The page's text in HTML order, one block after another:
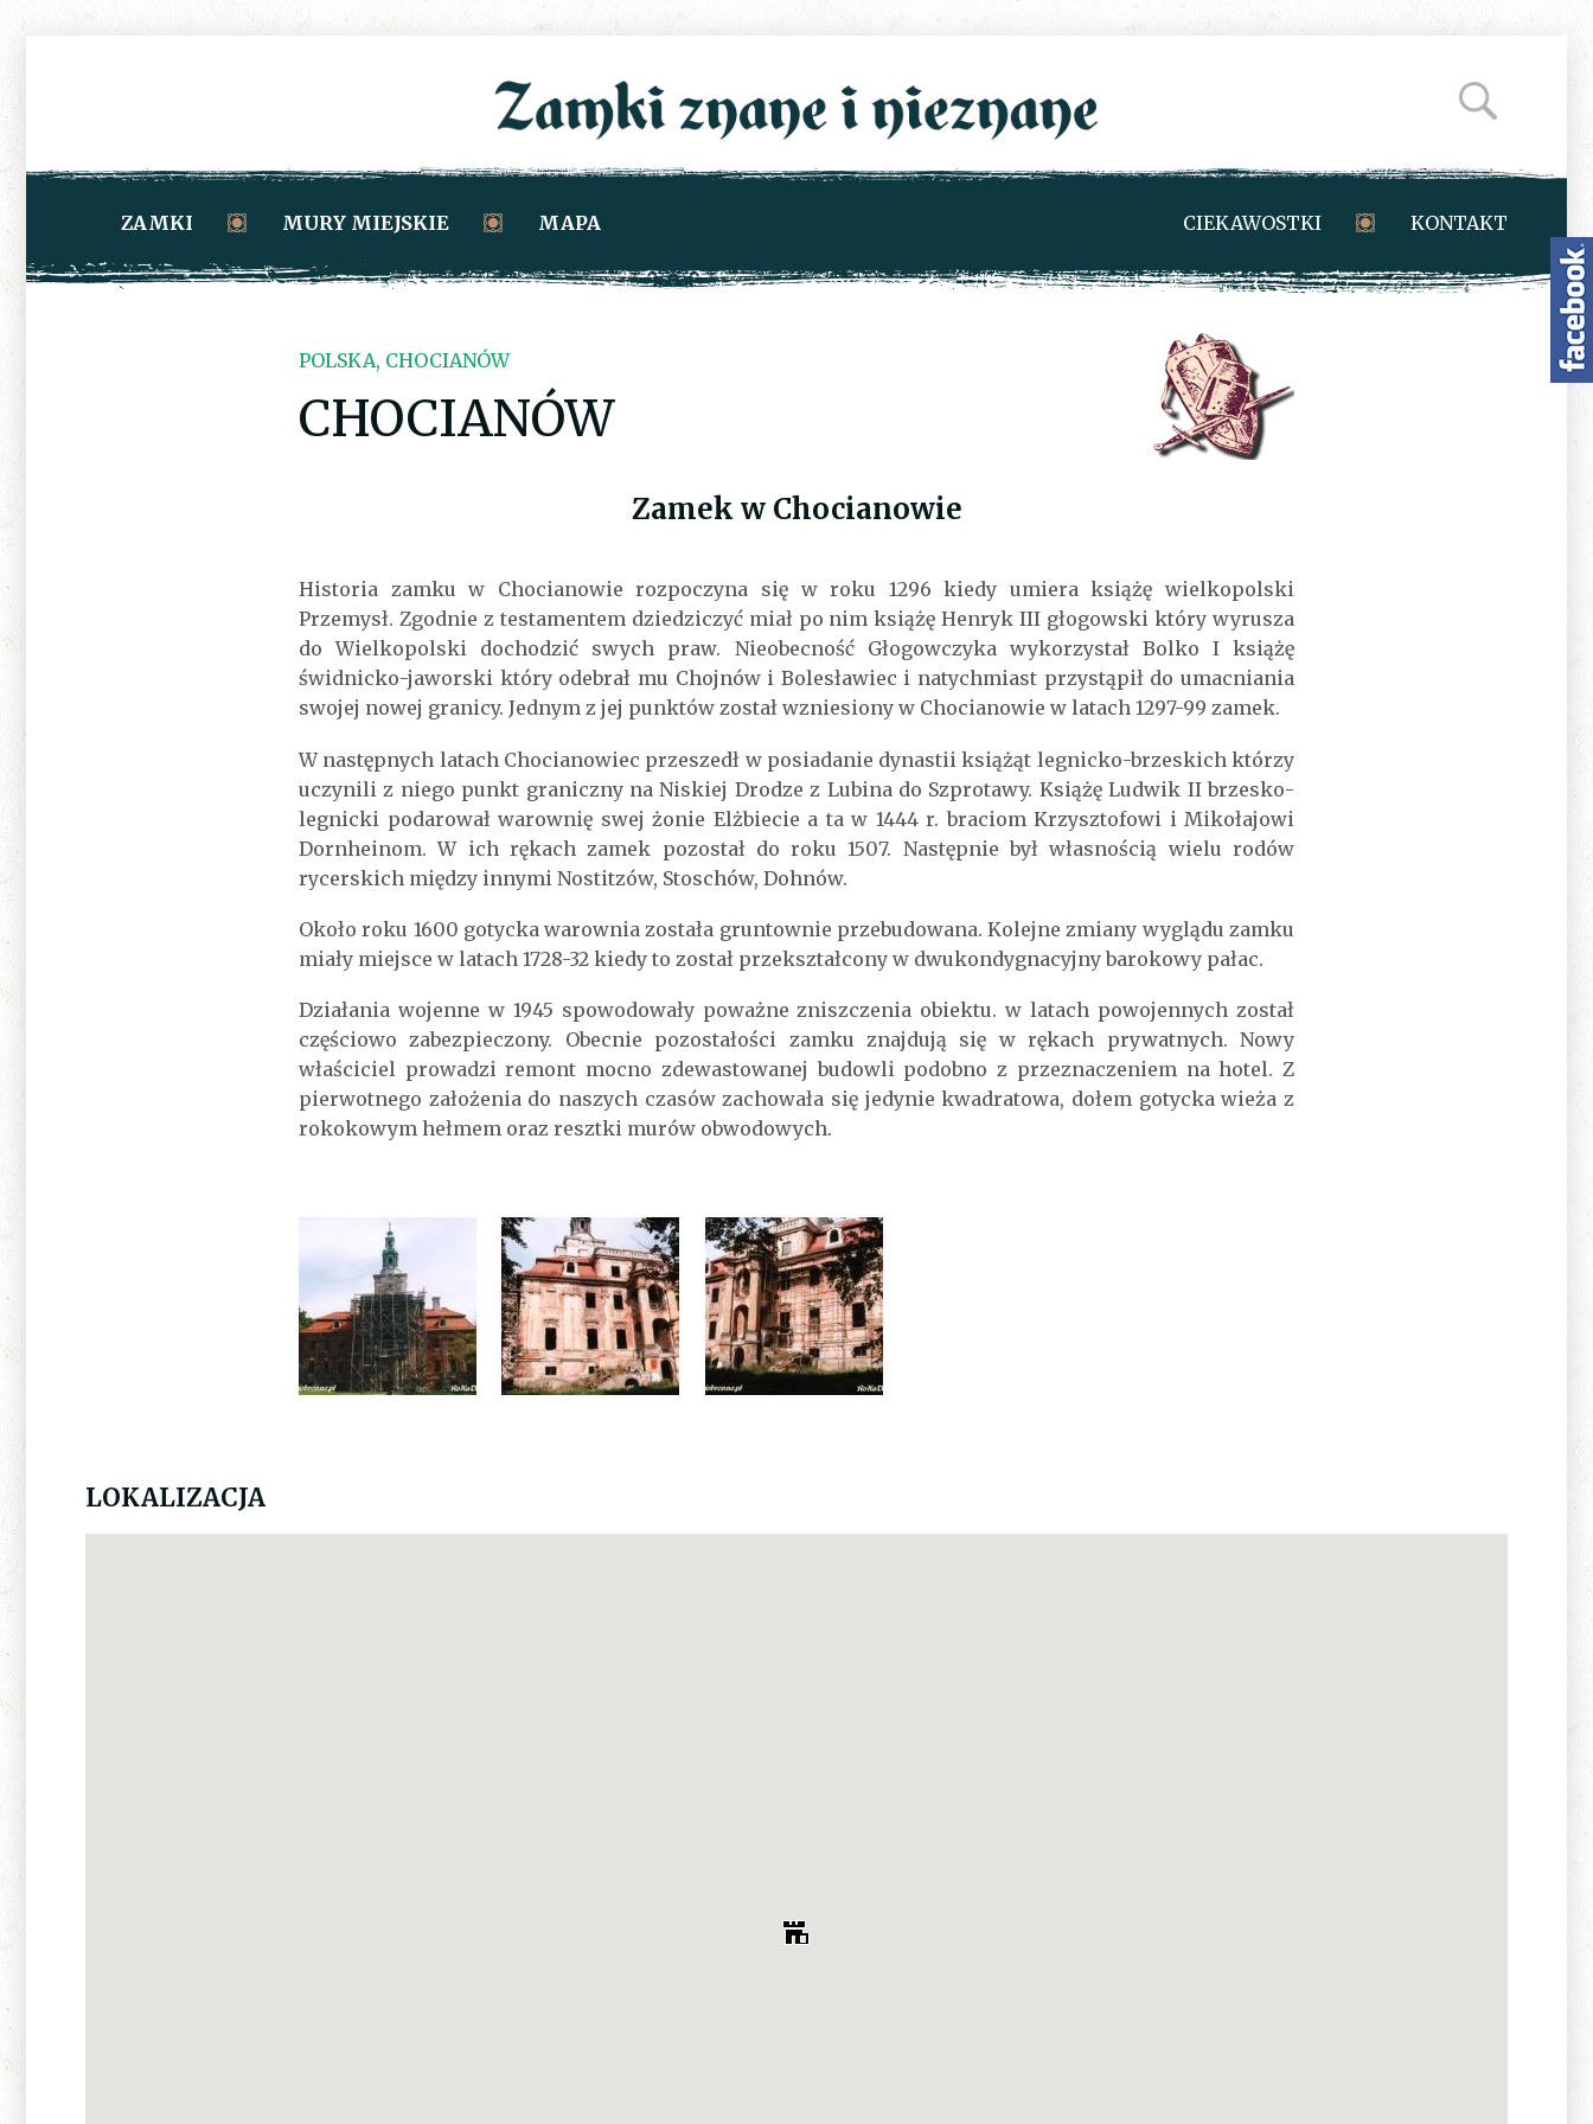
ZAMKI MURY MIEJSKIE MAPA CIEKAWOSTKI KONTAKT
POLSKA, CHOCIANÓW
CHOCIANÓW
Zamek w Chocianowie
Historia zamku w Chocianowie rozpoczyna się w roku 1296 kiedy umiera książę wielkopolski
Przemysł. Zgodnie z testamentem dziedziczyć miał po nim książę Henryk III głogowski który wyrusza
do Wielkopolski dochodzić swych praw. Nieobecność Głogowczyka wykorzystał Bolko I książę
świdnicko-jaworski który odebrał mu Chojnów i Bolesławiec i natychmiast przystąpił do umacniania
swojej nowej granicy. Jednym z jej punktów został wzniesiony w Chocianowie w latach 1297-99 zamek.
W następnych latach Chocianowiec przeszedł w posiadanie dynastii książąt legnicko-brzeskich którzy
uczynili z niego punkt graniczny na Niskiej Drodze z Lubina do Szprotawy. Książę Ludwik II brzesko-
legnicki podarował warownię swej żonie Elżbiecie a ta w 1444 r. braciom Krzysztofowi i Mikołajowi
Dornheinom. W ich rękach zamek pozostał do roku 1507. Następnie był własnością wielu rodów
rycerskich między innymi Nostitzów, Stoschów, Dohnów.
Około roku 1600 gotycka warownia została gruntownie przebudowana. Kolejne zmiany wyglądu zamku
miały miejsce w latach 1728-32 kiedy to został przekształcony w dwukondygnacyjny barokowy pałac.
Działania wojenne w 1945 spowodowały poważne zniszczenia obiektu. w latach powojennych został
częściowo zabezpieczony. Obecnie pozostałości zamku znajdują się w rękach prywatnych. Nowy
właściciel prowadzi remont mocno zdewastowanej budowli podobno z przeznaczeniem na hotel. Z
pierwotnego założenia do naszych czasów zachowała się jedynie kwadratowa, dołem gotycka wieża z
rokokowym hełmem oraz resztki murów obwodowych.
LOKALIZACJA